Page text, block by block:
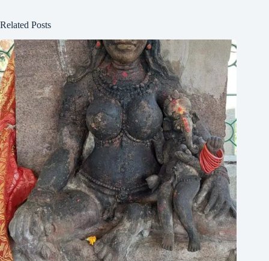
Related Posts